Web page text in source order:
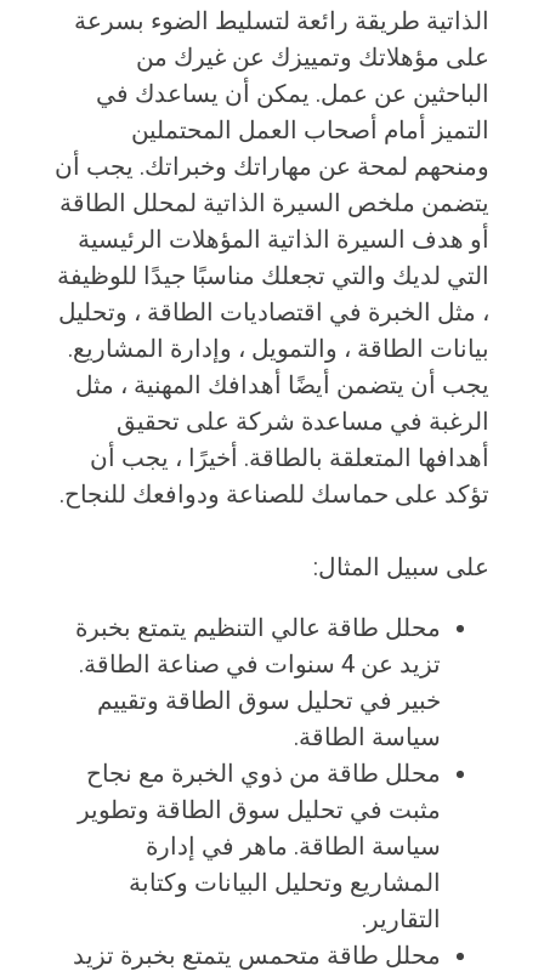
الذاتية طريقة رائعة لتسليط الضوء بسرعة
على مؤهلاتك وتمييزك عن غيرك من
الباحثين عن عمل. يمكن أن يساعدك في
التميز أمام أصحاب العمل المحتملين
ومنحهم لمحة عن مهاراتك وخبراتك. يجب أن
يتضمن ملخص السيرة الذاتية لمحلل الطاقة
أو هدف السيرة الذاتية المؤهلات الرئيسية
التي لديك والتي تجعلك مناسبًا جيدًا للوظيفة
، مثل الخبرة في اقتصاديات الطاقة ، وتحليل
بيانات الطاقة ، والتمويل ، وإدارة المشاريع.
يجب أن يتضمن أيضًا أهدافك المهنية ، مثل
الرغبة في مساعدة شركة على تحقيق
أهدافها المتعلقة بالطاقة. أخيرًا ، يجب أن
تؤكد على حماسك للصناعة ودوافعك للنجاح.
على سبيل المثال:
محلل طاقة عالي التنظيم يتمتع بخبرة
تزيد عن 4 سنوات في صناعة الطاقة.
خبير في تحليل سوق الطاقة وتقييم
سياسة الطاقة.
محلل طاقة من ذوي الخبرة مع نجاح
مثبت في تحليل سوق الطاقة وتطوير
سياسة الطاقة. ماهر في إدارة
المشاريع وتحليل البيانات وكتابة
التقارير.
محلل طاقة متحمس يتمتع بخبرة تزيد